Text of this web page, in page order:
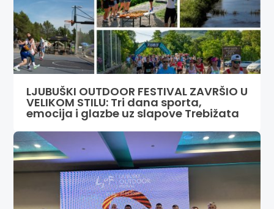
LJUBUŠKI OUTDOOR FESTIVAL ZAVRŠIO U
VELIKOM STILU: Tri dana sporta,
emocija i glazbe uz slapove Trebižata